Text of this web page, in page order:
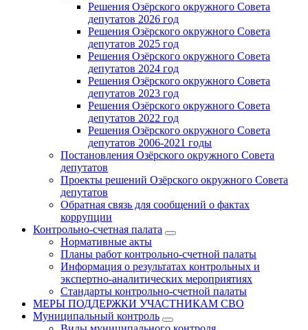
Решения Озёрского окружного Совета
депутатов 2026 год
Решения Озёрского окружного Совета
депутатов 2025 год
Решения Озёрского окружного Совета
депутатов 2024 год
Решения Озёрского окружного Совета
депутатов 2023 год
Решения Озёрского окружного Совета
депутатов 2022 год
Решения Озёрского окружного Совета
депутатов 2006-2021 годы
Постановления Озёрского окружного Совета
депутатов
Проекты решений Озёрского окружного Совета
депутатов
Обратная связь для сообщений о фактах
коррупции
Контрольно-счетная палата
Нормативные акты
Планы работ контрольно-счетной палаты
Информация о результатах контрольных и
экспертно-аналитических мероприятиях
Стандарты контрольно-счетной палаты
МЕРЫ ПОДДЕРЖКИ УЧАСТНИКАМ СВО
Муниципальный контроль